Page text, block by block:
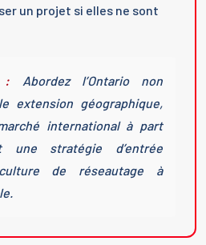
un projet si elles ne sont
: Abordez l’Ontario non
extension géographique,
international à part
une stratégie d’entrée
de réseautage à